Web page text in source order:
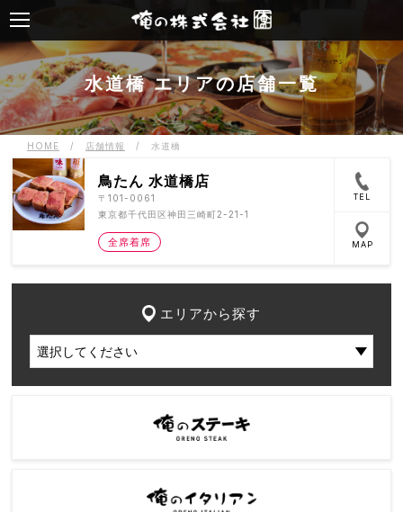
水道橋 エリアの店舗一覧
HOME / 店舗情報 / 水道橋
鳥たん 水道橋店
〒101-0061
東京都千代田区神田三崎町2-21-1
全席着席
TEL
MAP
エリアから探す